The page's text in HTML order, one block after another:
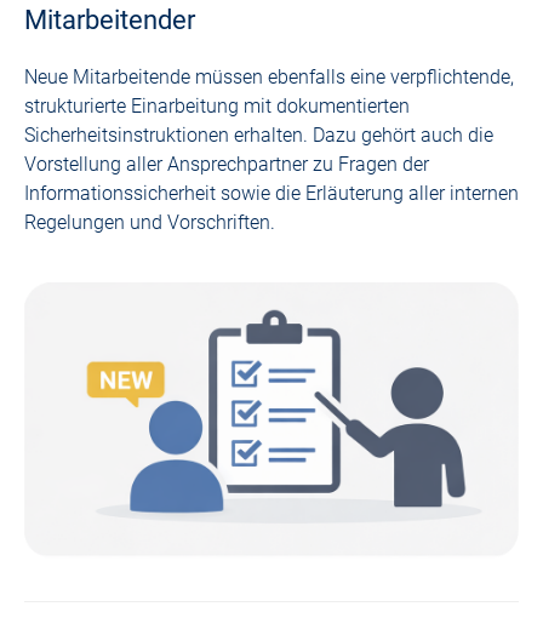
Mitarbeitender
Neue Mitarbeitende müssen ebenfalls eine verpflichtende,
strukturierte Einarbeitung mit dokumentierten
Sicherheitsinstruktionen erhalten. Dazu gehört auch die
Vorstellung aller Ansprechpartner zu Fragen der
Informationssicherheit sowie die Erläuterung aller internen
Regelungen und Vorschriften.